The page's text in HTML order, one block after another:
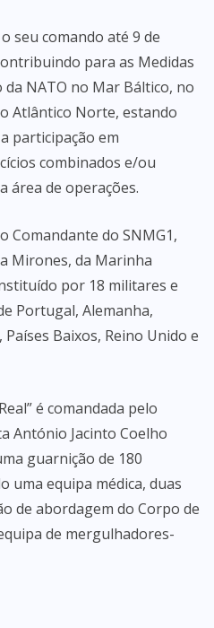
seu comando até 9 de
para as Medidas
NATO no Mar Báltico, no
Atlântico Norte, estando
participação em
combinados e/ou
área de operações.
Comandante do SNMG1,
Mirones, da Marinha
por 18 militares e
Portugal, Alemanha,
Países Baixos, Reino Unido e
é comandada pelo
António Jacinto Coelho
guarnição de 180
uma equipa médica, duas
de abordagem do Corpo de
de mergulhadores-